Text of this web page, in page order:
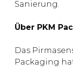
Sanierung.
Über PKM
Das
Packaging